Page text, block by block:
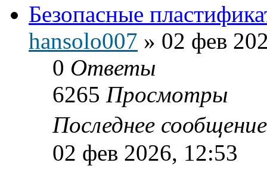
Безопасные
hansolo007 » 02 фев
0 Ответы
6265 Просмотры
Последнее
02 фев 2026, 12:53